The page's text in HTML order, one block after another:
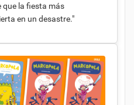
que la fiesta más
en un desastre."